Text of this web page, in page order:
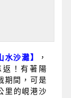
水沙灘】
，
！有著陽
期間，可是
里的峴港沙